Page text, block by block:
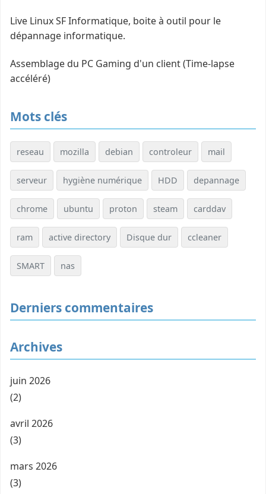
Live Linux SF Informatique, boite à outil pour le
dépannage informatique.
Assemblage du PC Gaming d'un client (Time-lapse
accéléré)
Mots clés
reseau mozilla debian controleur mail
serveur hygiène numérique HDD depannage
chrome ubuntu proton steam carddav
ram active directory Disque dur ccleaner
SMART nas
Derniers commentaires
Archives
juin 2026
(2)
avril 2026
(3)
mars 2026
(3)